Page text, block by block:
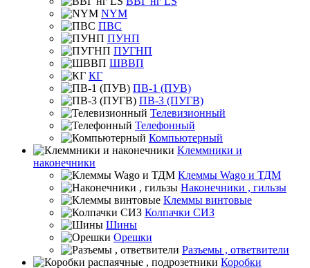
NYM
ПВС
ПУНП
ПУГНП
ШВВП
КГ
ПВ-1 (ПУВ)
ПВ-3 (ПУГВ)
Телевизионный
Телефонный
Компьютерный
Клеммники и
наконечники
Клеммы Wago и ТДМ
Наконечники , гильзы
Клеммы винтовые
Колпачки СИЗ
Шины
Орешки
Разъемы , ответвители
Коробки